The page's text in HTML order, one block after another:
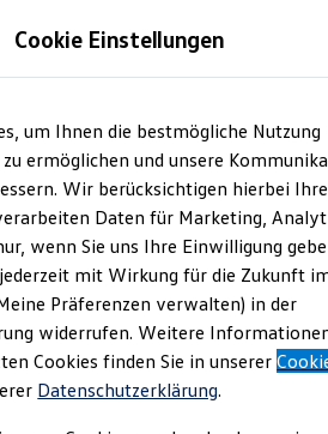
Cookie Einstellungen
um Ihnen die bestmögliche Nutzung
ermöglichen und unsere
Wir berücksichtigen hierbei Ihre
Daten für Marketing,
wenn Sie uns Ihre Einwilligung
mit Wirkung für die Zukunft
Präferenzen verwalten) in der
widerrufen. Weitere
Cookies finden Sie in unserer
Datenschutzerklärung.